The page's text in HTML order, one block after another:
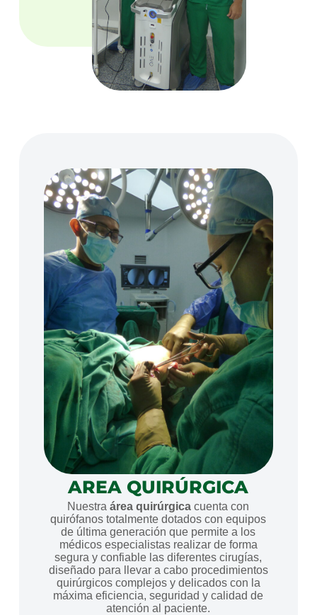
AREA QUIRÚRGICA
Nuestraárea quirúrgica cuenta con
quirófanos totalmente dotados con equipos
de última generación que permite a los
médicos especialistas realizar de forma
segura y confiable las diferentes cirugías,
diseñado para llevar a cabo procedimientos
quirúrgicos complejos y delicados con la
máxima eficiencia, seguridad y calidad de
atención al paciente.